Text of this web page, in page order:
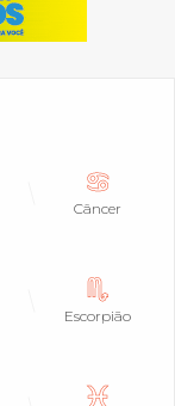
Câncer
Escorpião